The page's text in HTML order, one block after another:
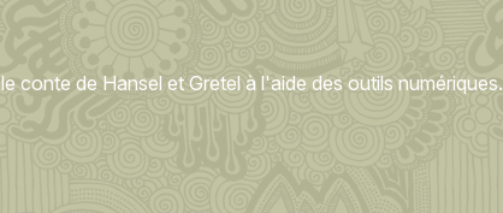
conte de Hansel et Gretel à l'aide des outils numériques.